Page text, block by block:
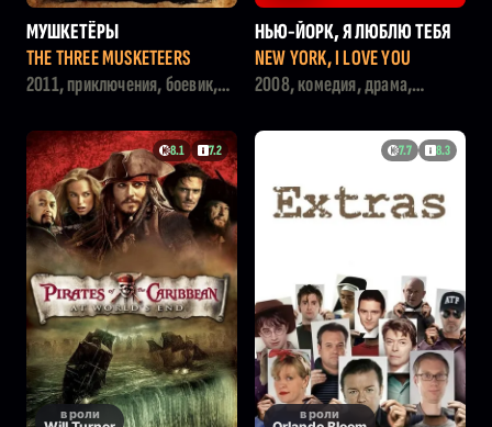
МУШКEТЁРЫ
THE THREE MUSKETEERS
2011, приключения, боевик,
НЬЮ-ЙОРК, Я ЛЮБЛЮ ТЕБЯ
NEW YORK, I LOVE YOU
2008, комедия, драма,
8.1 7.2
в роли
7.7 8.3
в роли